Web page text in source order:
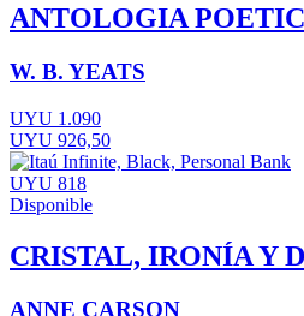
ANTOLOGIA
W. B. YEATS
UYU 1.090
UYU 926,50
UYU 818
Disponible
CRISTAL, IRONÍA Y
ANNE CARSON